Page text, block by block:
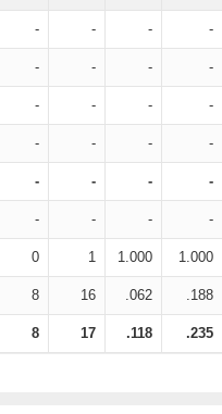
- - - -
- - - -
- - - -
- - - -
- - - -
- - - -
0 1 1.000 1.000
8 16 .062 .188
8 17 .118 .235